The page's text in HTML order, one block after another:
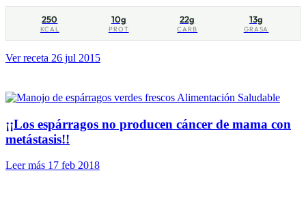
250
KCAL
10g
PROT
22g
CARB
13g
GRASA
Ver receta 26 jul 2015
Alimentación Saludable
¡¡Los espárragos no producen cáncer de mama con
metástasis!!
Leer más 17 feb 2018